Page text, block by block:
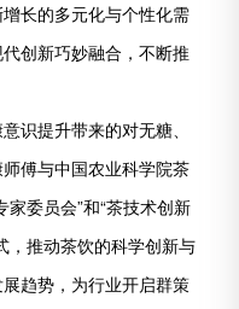
长的多元化与个性化需
创新巧妙融合，不断推
提升带来的对无糖、
傅与中国农业科学院茶
委员会”和“茶技术创新
，推动茶饮的科学创新与
趋势，为行业开启群策